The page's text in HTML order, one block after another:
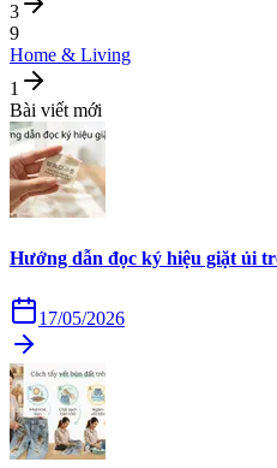
3
9
Home & Living
1
Bài viết mới
Hướng dẫn đọc ký hiệu giặt ủi
17/05/2026